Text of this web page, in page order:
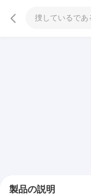
製品の説明